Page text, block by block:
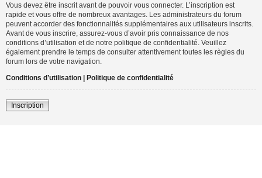
Vous devez être inscrit avant de pouvoir vous connecter. L’inscription est
rapide et vous offre de nombreux avantages. Les administrateurs du forum
peuvent accorder des fonctionnalités supplémentaires aux utilisateurs inscrits.
Avant de vous inscrire, assurez-vous d’avoir pris connaissance de nos
conditions d’utilisation et de notre politique de confidentialité. Veuillez
également prendre le temps de consulter attentivement toutes les règles du
forum lors de votre navigation.
Conditions d’utilisation | Politique de confidentialité
Inscription